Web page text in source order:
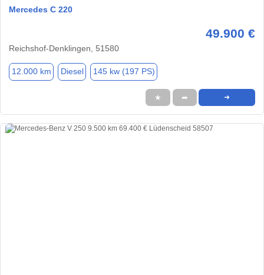
Mercedes C 220
49.900 €
Reichshof-Denklingen, 51580
12.000 km Diesel 145 kw (197 PS)
★ ➦ ➜